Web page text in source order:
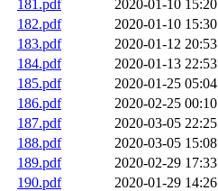
181.pdf
2020-01-10 15:20
182.pdf
2020-01-10 15:30
183.pdf
2020-01-12 20:53
184.pdf
2020-01-13 22:53
185.pdf
2020-01-25 05:04
186.pdf
2020-02-25 00:10
187.pdf
2020-03-05 22:25
188.pdf
2020-03-05 15:08
189.pdf
2020-02-29 17:33
190.pdf
2020-01-29 14:26